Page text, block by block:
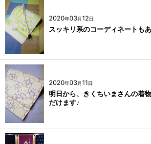
2020年03月12日
スッキリ系のコーディネートも
2020年03月11日
明日から、きくちいまさんの着
だけます♪